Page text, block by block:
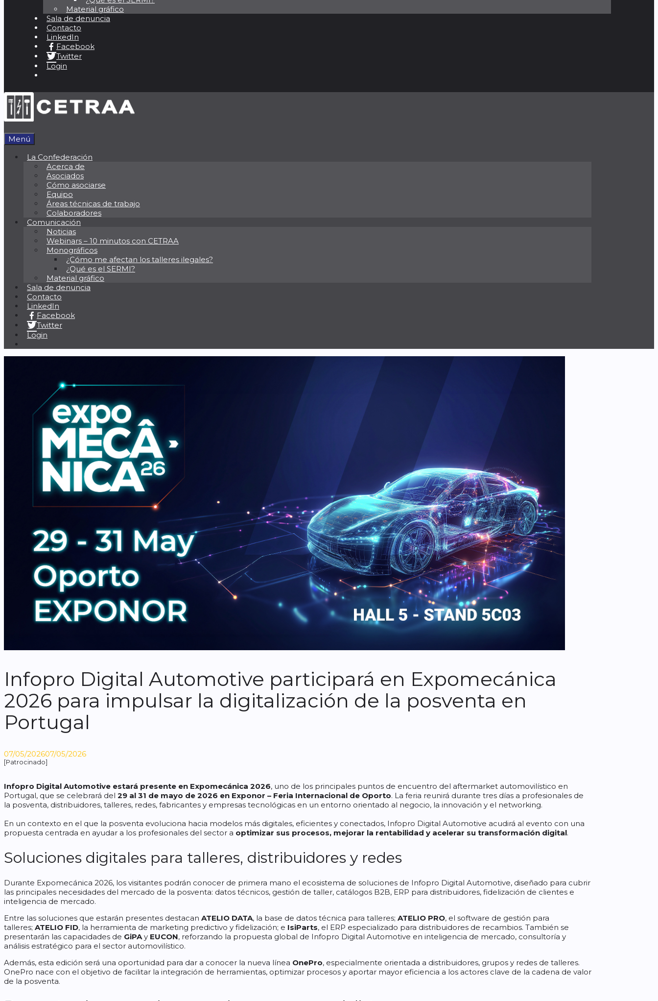
Material gráfico
Sala de denuncia
Contacto
LinkedIn
Facebook
Twitter
Login
Menú
La Confederación
Acerca de
Asociados
Cómo asociarse
Equipo
Áreas técnicas de trabajo
Colaboradores
Comunicación
Noticias
Webinars – 10 minutos con CETRAA
Monográficos
¿Cómo me afectan los talleres ilegales?
¿Qué es el SERMI?
Material gráfico
Sala de denuncia
Contacto
LinkedIn
Facebook
Twitter
Login
Infopro Digital Automotive participará en Expomecánica
2026 para impulsar la digitalización de la posventa en
Portugal
07/05/202607/05/2026
[Patrocinado]
Infopro Digital Automotive estará presente en Expomecánica 2026, uno de los principales puntos de encuentro del aftermarket automovilístico en
Portugal, que se celebrará del 29 al 31 de mayo de 2026 en Exponor – Feria Internacional de Oporto. La feria reunirá durante tres días a profesionales de
la posventa, distribuidores, talleres, redes, fabricantes y empresas tecnológicas en un entorno orientado al negocio, la innovación y el networking.
En un contexto en el que la posventa evoluciona hacia modelos más digitales, eficientes y conectados, Infopro Digital Automotive acudirá al evento con una
propuesta centrada en ayudar a los profesionales del sector a optimizar sus procesos, mejorar la rentabilidad y acelerar su transformación digital.
Soluciones digitales para talleres, distribuidores y redes
Durante Expomecánica 2026, los visitantes podrán conocer de primera mano el ecosistema de soluciones de Infopro Digital Automotive, diseñado para cubrir
las principales necesidades del mercado de la posventa: datos técnicos, gestión de taller, catálogos B2B, ERP para distribuidores, fidelización de clientes e
inteligencia de mercado.
Entre las soluciones que estarán presentes destacan ATELIO DATA, la base de datos técnica para talleres; ATELIO PRO, el software de gestión para
talleres; ATELIO FID, la herramienta de marketing predictivo y fidelización; e IsiParts, el ERP especializado para distribuidores de recambios. También se
presentarán las capacidades de GiPAy EUCON, reforzando la propuesta global de Infopro Digital Automotive en inteligencia de mercado, consultoría y
análisis estratégico para el sector automovilístico.
Además, esta edición será una oportunidad para dar a conocer la nueva línea OnePro, especialmente orientada a distribuidores, grupos y redes de talleres.
OnePro nace con el objetivo de facilitar la integración de herramientas, optimizar procesos y aportar mayor eficiencia a los actores clave de la cadena de valor
de la posventa.